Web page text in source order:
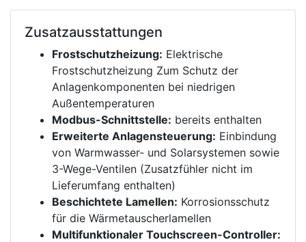
Zusatzausstattungen
Frostschutzheizung: Elektrische
Frostschutzheizung Zum Schutz der
Anlagenkomponenten bei niedrigen
Außentemperaturen
Modbus-Schnittstelle: bereits enthalten
Erweiterte Anlagensteuerung: Einbindung
von Warmwasser- und Solarsystemen sowie
3-Wege-Ventilen (Zusatzfühler nicht im
Lieferumfang enthalten)
Beschichtete Lamellen: Korrosionsschutz
für die Wärmetauscherlamellen
Multifunktionaler Touchscreen-Controller: